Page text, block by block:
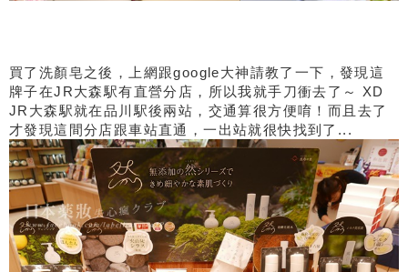
買了洗顏皂之後，上網跟google大神請教了一下，發現這
牌子在JR大森駅有直營分店，所以我就手刀衝去了～ XD
JR大森駅就在品川駅後兩站，交通算很方便唷！而且去了
才發現這間分店跟車站直通，一出站就很快找到了...